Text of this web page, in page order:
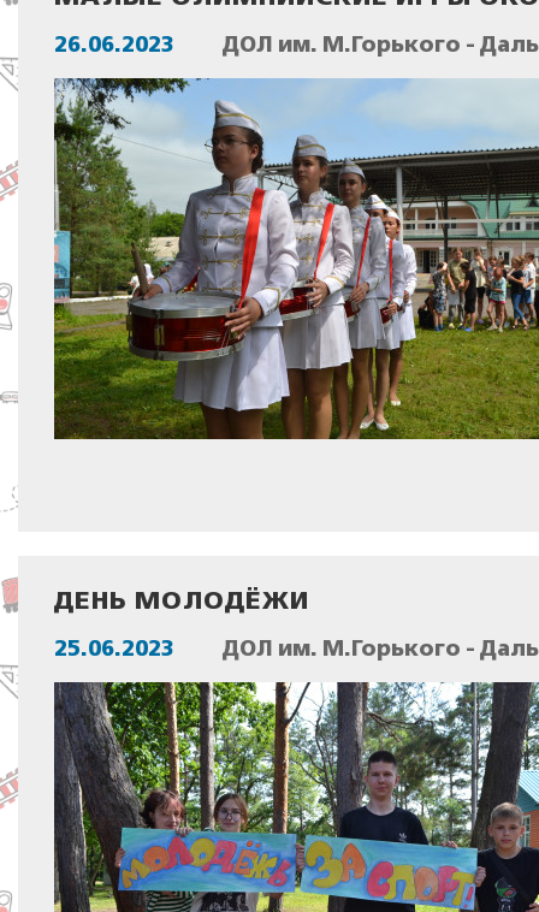
26.06.2023 ДОЛ им. М.Горького -
ДЕНЬ МОЛОДЁЖИ
25.06.2023 ДОЛ им. М.Горького -